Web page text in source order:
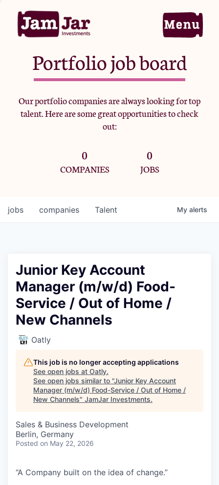
Home
Portfolio
Team
Criteria
Jobs
Portfolio job board
Our portfolio companies are always looking for top
talent. Here are some great opportunities to check
out:
0
COMPANIES
0
JOBS
jobs companies Talent My alerts
Junior Key Account
Manager (m/w/d) Food-
Service / Out of Home /
New Channels
Oatly
This job is no longer accepting applications
See open jobs at Oatly.
See open jobs similar to "Junior Key Account
Manager (m/w/d) Food-Service / Out of Home /
New Channels" JamJar Investments.
Sales & Business Development
Berlin, Germany
Posted on May 22, 2026
“A Company built on the idea of change.”